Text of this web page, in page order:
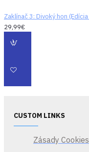
29,99€
CUSTOM LINKS
Zásady Cookies